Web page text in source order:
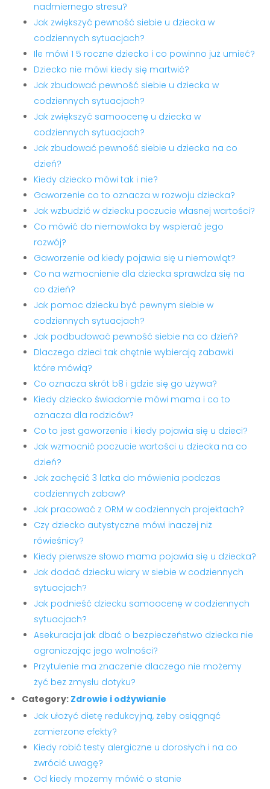
nadmiernego stresu?
Jak zwiększyć pewność siebie u dziecka w
codziennych sytuacjach?
Ile mówi 1 5 roczne dziecko i co powinno już umieć?
Dziecko nie mówi kiedy się martwić?
Jak zbudować pewność siebie u dziecka w
codziennych sytuacjach?
Jak zwiększyć samoocenę u dziecka w
codziennych sytuacjach?
Jak zbudować pewność siebie u dziecka na co
dzień?
Kiedy dziecko mówi tak i nie?
Gaworzenie co to oznacza w rozwoju dziecka?
Jak wzbudzić w dziecku poczucie własnej wartości?
Co mówić do niemowlaka by wspierać jego
rozwój?
Gaworzenie od kiedy pojawia się u niemowląt?
Co na wzmocnienie dla dziecka sprawdza się na
co dzień?
Jak pomoc dziecku być pewnym siebie w
codziennych sytuacjach?
Jak podbudować pewność siebie na co dzień?
Dlaczego dzieci tak chętnie wybierają zabawki
które mówią?
Co oznacza skrót b8 i gdzie się go używa?
Kiedy dziecko świadomie mówi mama i co to
oznacza dla rodziców?
Co to jest gaworzenie i kiedy pojawia się u dzieci?
Jak wzmocnić poczucie wartości u dziecka na co
dzień?
Jak zachęcić 3 latka do mówienia podczas
codziennych zabaw?
Jak pracować z ORM w codziennych projektach?
Czy dziecko autystyczne mówi inaczej niż
rówieśnicy?
Kiedy pierwsze słowo mama pojawia się u dziecka?
Jak dodać dziecku wiary w siebie w codziennych
sytuacjach?
Jak podnieść dziecku samoocenę w codziennych
sytuacjach?
Asekuracja jak dbać o bezpieczeństwo dziecka nie
ograniczając jego wolności?
Przytulenie ma znaczenie dlaczego nie możemy
żyć bez zmysłu dotyku?
Category: Zdrowie i odżywianie
Jak ułożyć dietę redukcyjną, żeby osiągnąć
zamierzone efekty?
Kiedy robić testy alergiczne u dorosłych i na co
zwrócić uwagę?
Od kiedy możemy mówić o stanie